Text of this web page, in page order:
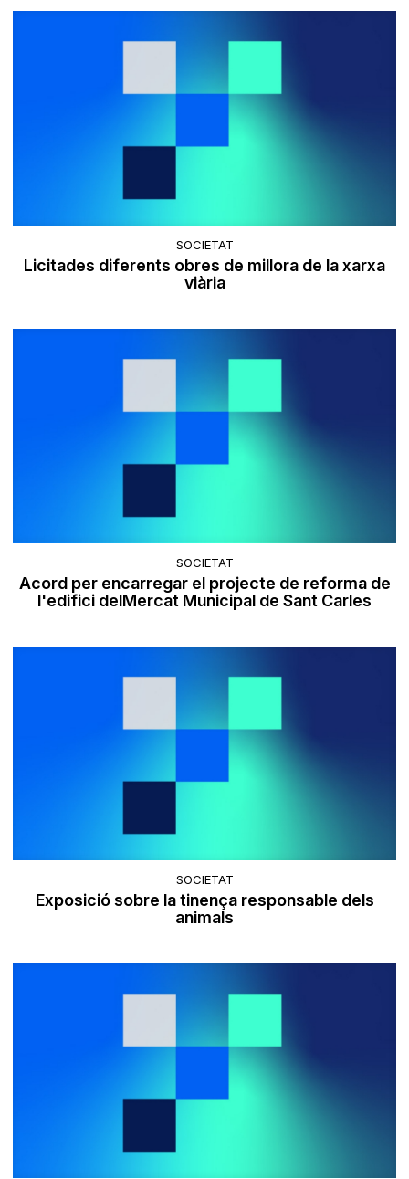
SOCIETAT
Licitades diferents obres de millora de la xarxa
viària
SOCIETAT
Acord per encarregar el projecte de reforma de
l'edifici delMercat Municipal de Sant Carles
SOCIETAT
Exposició sobre la tinença responsable dels
animals